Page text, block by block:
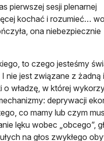
pierwszej sesji plenarnej
kochać i rozumieć…
ona niebezpiecznie
to czego jesteśmy
nie jest związane z żadną
o władzę, w której
deprywacji
co mamy lub czym
lęku wobec „obcego”,
na głos zwykłego